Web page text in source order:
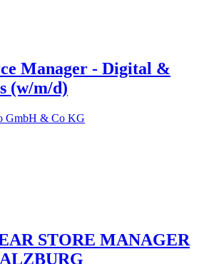
Manager - Digital &
(w/m/d)
GmbH & Co KG
STORE MANAGER